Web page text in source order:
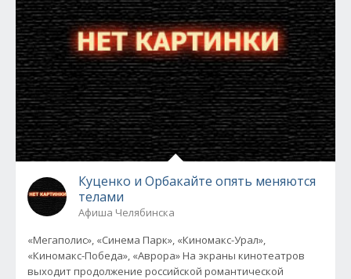
Куценко и Орбакайте опять меняются
телами
Афиша Челябинска
«Мегаполис», «Синема Парк», «Киномакс-Урал»,
«Киномакс-Победа», «Аврора» На экраны кинотеатров
выходит продолжение российской романтической